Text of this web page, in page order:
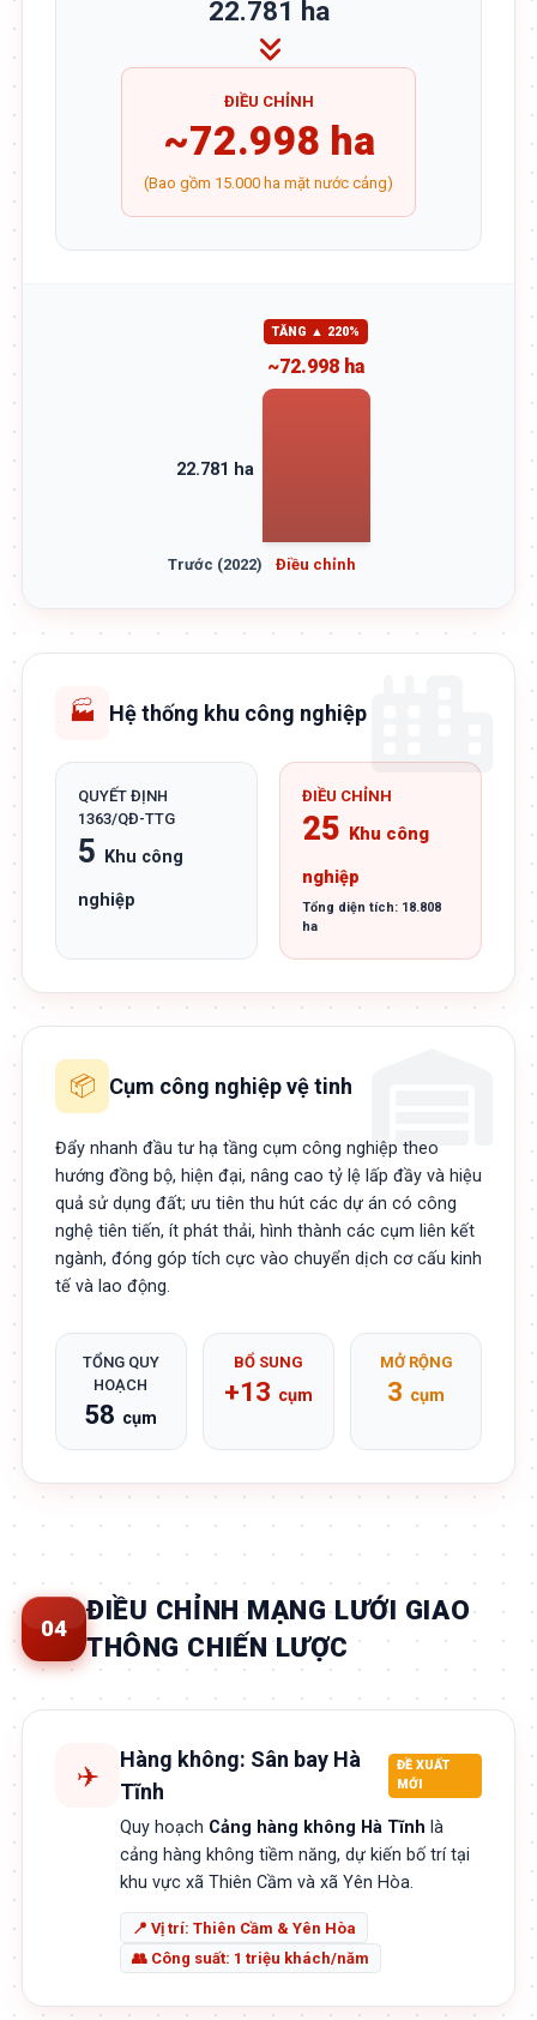
22.781 ha
ĐIỀU CHỈNH
~72.998 ha
(Bao gồm 15.000 ha mặt nước cảng)
22.781 ha
Trước (2022)
TĂNG ▲ 220%
~72.998 ha
Điều chỉnh
🏭 Hệ thống khu công nghiệp
QUYẾT ĐỊNH
1363/QĐ-TTG
5 Khu công
nghiệp
ĐIỀU CHỈNH
25 Khu công
nghiệp
Tổng diện tích: 18.808
ha
📦 Cụm công nghiệp vệ tinh
Đẩy nhanh đầu tư hạ tầng cụm công nghiệp theo
hướng đồng bộ, hiện đại, nâng cao tỷ lệ lấp đầy và hiệu
quả sử dụng đất; ưu tiên thu hút các dự án có công
nghệ tiên tiến, ít phát thải, hình thành các cụm liên kết
ngành, đóng góp tích cực vào chuyển dịch cơ cấu kinh
tế và lao động.
TỔNG QUY
HOẠCH
58 cụm
BỔ SUNG
+13 cụm
MỞ RỘNG
3 cụm
04
ĐIỀU CHỈNH MẠNG LƯỚI GIAO
THÔNG CHIẾN LƯỢC
✈️
Hàng không: Sân bay Hà
Tĩnh
ĐỀ XUẤT
MỚI
Quy hoạch Cảng hàng không Hà Tĩnh là
cảng hàng không tiềm năng, dự kiến bố trí tại
khu vực xã Thiên Cầm và xã Yên Hòa.
📍 Vị trí: Thiên Cầm & Yên Hòa
👥 Công suất: 1 triệu khách/năm